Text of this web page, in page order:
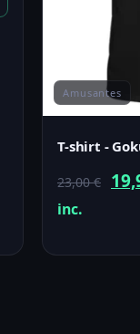
Amusantes
T-shirt -
23,00€
Le
inc.